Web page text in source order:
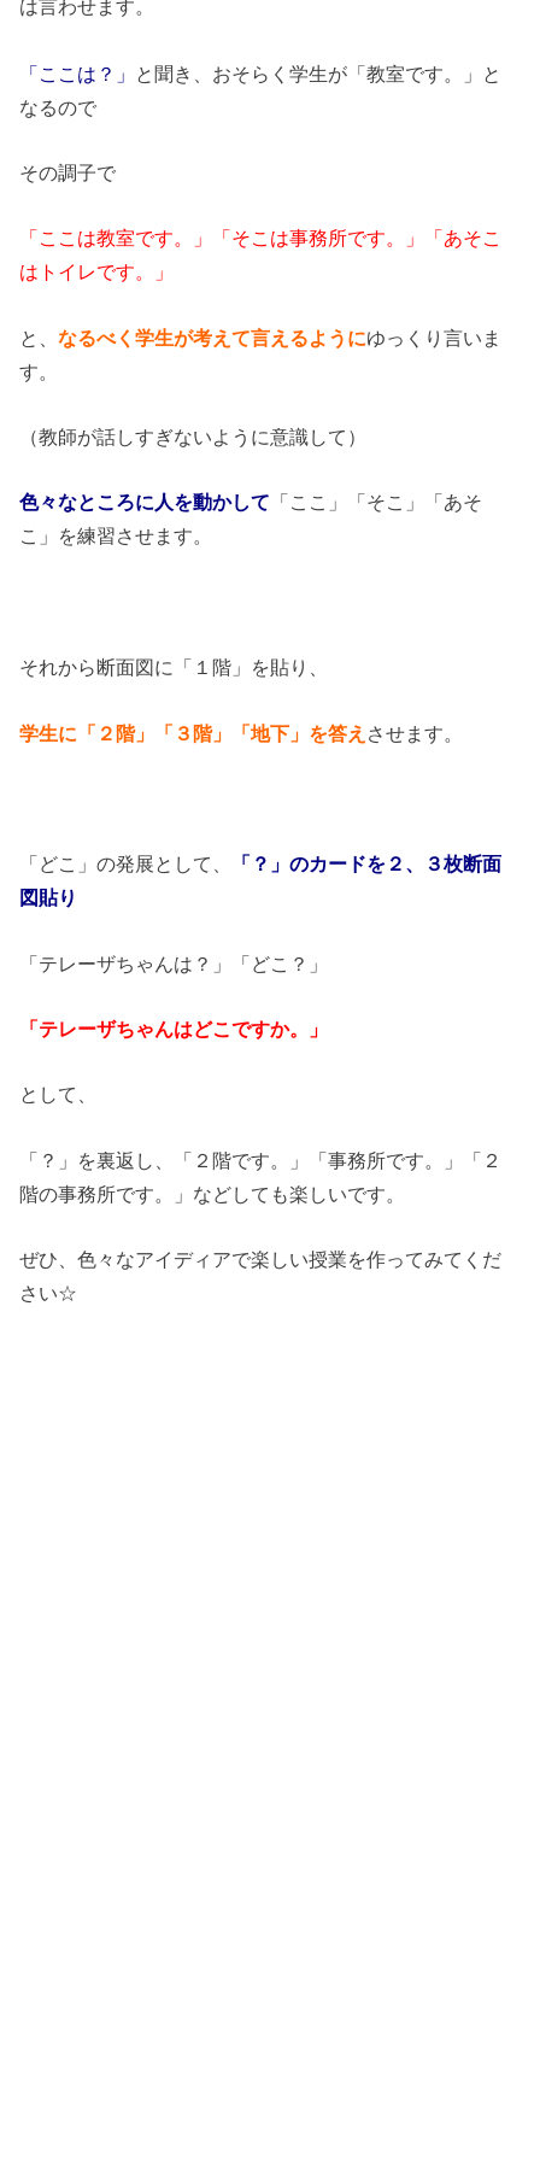
は言わせます。
「ここは？」 と聞き、おそらく学生が「教室です。」と
なるので
その調子で
「ここは教室です。」「そこは事務所です。」「あそこ
はトイレです。」
と、なるべく学生が考えて言えるようにゆっくり言いま
す。
（教師が話しすぎないように意識して）
色々なところに人を動かして 「ここ」「そこ」「あそ
こ」を練習させます。
それから断面図に「１階」を貼り、
学生に「２階」「３階」「地下」を答え させます。
「どこ」の発展として、
「？」のカードを２、３枚断面
図貼り
「テレーザちゃんは？」「どこ？」
「テレーザちゃんはどこですか。」
として、
「？」を裏返し、「２階です。」「事務所です。」「２
階の事務所です。」などしても楽しいです。
ぜひ、色々なアイディアで楽しい授業を作ってみてくだ
さい☆